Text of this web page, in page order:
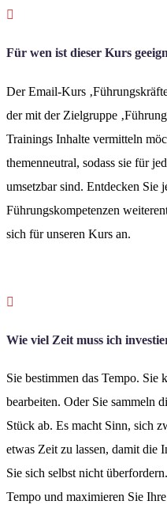

Für wen ist dieser Kurs
Der Email-Kurs
der mit der Zielgruppe
Trainings Inhalte vermitteln
themenneutral, sodass sie für
umsetzbar sind. Entdecken Sie
Führungskompetenzen
sich für unseren Kurs an.

Wie viel Zeit muss ich
Sie bestimmen das Tempo. Sie
bearbeiten. Oder Sie sammeln
Stück ab. Es macht Sinn, sich
etwas Zeit zu lassen, damit die
Sie sich selbst nicht
Tempo und maximieren Sie